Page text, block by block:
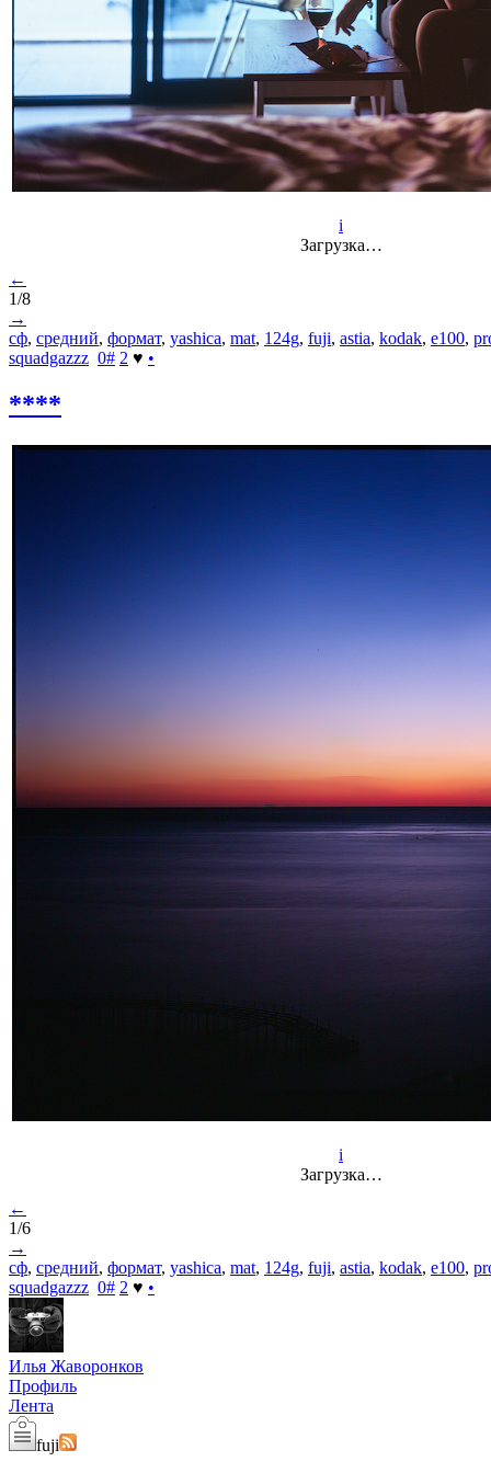
i
Загрузка…
←
1/8
→
сф, средний, формат, yashica, mat, 124g, fuji, astia, kodak, e100,
squadgazzz 0# 2 ♥ •
****
i
Загрузка…
←
1/6
→
сф, средний, формат, yashica, mat, 124g, fuji, astia, kodak, e100,
squadgazzz 0# 2 ♥ •
Илья Жаворонков
Профиль
Лента
fuji